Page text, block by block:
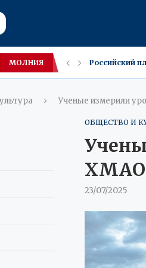
МОЛНИЯ Российский
КГБ‑фляжки
В России к
Володин
Для
В Махачкале
Пожар в
Ученые измерили
ОБЩЕСТВО И
ХМАО
23/07/2025